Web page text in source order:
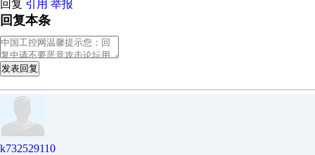
回复 引用 举报
回复本条
发表回复
k732529110